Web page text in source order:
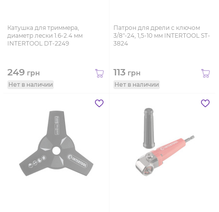
Катушка для триммера,
диаметр лески 1.6-2.4 мм
INTERTOOL DT-2249
249 грн
Нет в наличии
Патрон для дрели с ключом
3/8"-24, 1,5-10 мм INTERTOOL ST-
3824
113 грн
Нет в наличии